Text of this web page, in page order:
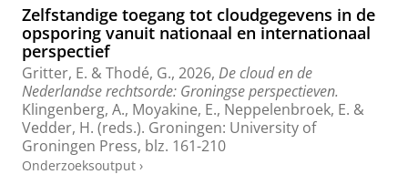
Zelfstandige toegang tot cloudgegevens in de
opsporing vanuit nationaal en internationaal
perspectief
Gritter, E. &Thodé, G., 2026, De cloud en de
Nederlandse rechtsorde: Groningse perspectieven.
Klingenberg, A., Moyakine, E., Neppelenbroek, E. &
Vedder, H. (reds.). Groningen: University of
Groningen Press, blz. 161-210
Onderzoeksoutput ›